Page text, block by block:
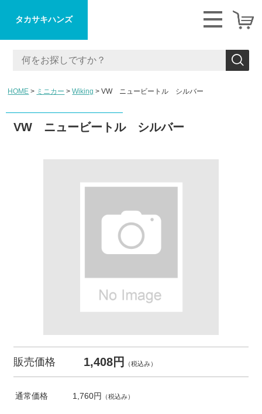
タカサキハンズ
HOME ミニカー Wiking VW ニュービートル シルバー
VW ニュービートル シルバー
販売価格 1,408円 （税込み）
通常価格 1,760円 （税込み）